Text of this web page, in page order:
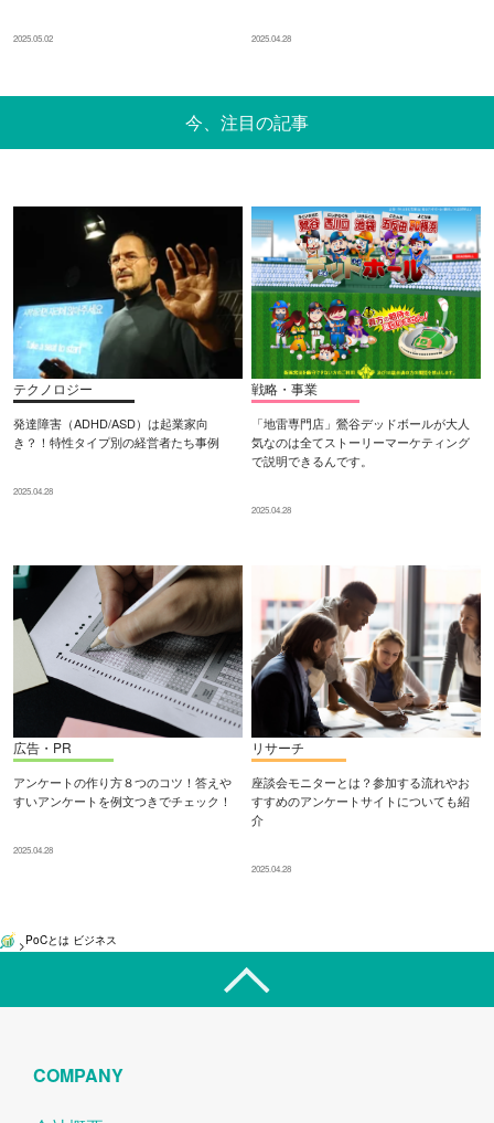
2025.05.02 2025.04.28
今、注目の記事
テクノロジー
発達障害（ADHD/ASD）は起業家向
き？！特性タイプ別の経営者たち事例
2025.04.28
戦略・事業
「地雷専門店」鶯谷デッドボールが大人
気なのは全てストーリーマーケティング
で説明できるんです。
2025.04.28
広告・PR
アンケートの作り方８つのコツ！答えや
すいアンケートを例文つきでチェック！
2025.04.28
リサーチ
座談会モニターとは？参加する流れやお
すすめのアンケートサイトについても紹
介
2025.04.28
>PoCとは ビジネス
COMPANY